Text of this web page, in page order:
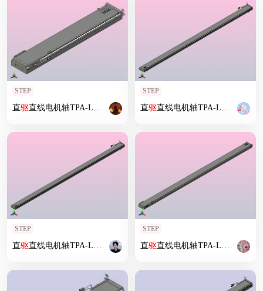
STEP
直驱直线电机轴TPA-LNP -200-55C 2-1-L1020-3-C-05-N3
STEP
直驱直线电机轴TPA-LNP -170-
STEP
直驱直线电机轴TPA-LNP -140-20C 2-1-L3360-3-C-05-N3
STEP
直驱直线电机轴TPA-LNP -200-